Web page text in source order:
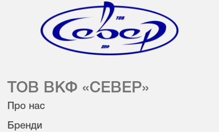
ТОВ ВКФ «СЕВЕР»
Про нас
Бренди